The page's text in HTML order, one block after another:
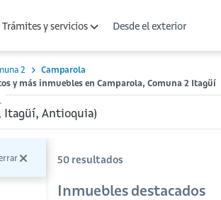
Trámites y servicios Desde el exterior
2
Camparola
y más inmuebles en Camparola, Comuna 2 Itagüí
50 resultados
Inmuebles destacados